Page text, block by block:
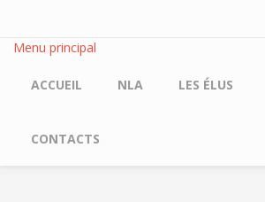
Menu principal
ACCUEIL NLA LES ÉLUS
CONTACTS